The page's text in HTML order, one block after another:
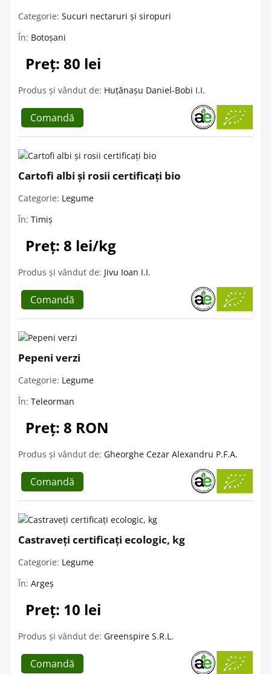
Categorie: Sucuri nectaruri și siropuri
În: Botoșani
Preț: 80 lei
Produs și vândut de: Huțănașu Daniel-Bobi I.I.
Comandă
Cartofi albi și rosii certificați bio
Categorie: Legume
În: Timiș
Preț: 8 lei/kg
Produs și vândut de: Jivu Ioan I.I.
Comandă
Pepeni verzi
Categorie: Legume
În: Teleorman
Preț: 8 RON
Produs și vândut de: Gheorghe Cezar Alexandru P.F.A.
Comandă
Castraveți certificați ecologic, kg
Categorie: Legume
În: Argeș
Preț: 10 lei
Produs și vândut de: Greenspire S.R.L.
Comandă